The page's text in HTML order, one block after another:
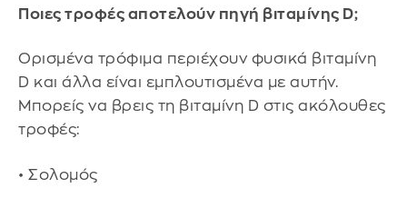
Ποιες τροφές αποτελούν πηγή βιταμίνης D;
Ορισμένα τρόφιμα περιέχουν φυσικά βιταμίνη
D και άλλα είναι εμπλουτισμένα με αυτήν.
Μπορείς να βρεις τη βιταμίνη D στις ακόλουθες
τροφές:
• Σολομός